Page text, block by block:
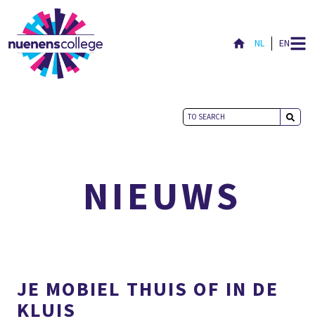
NL EN
ACTUEEL
NIEUWS
JE MOBIEL THUIS OF IN DE
KLUIS